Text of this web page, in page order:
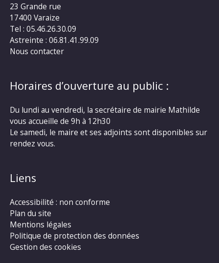
23 Grande rue
17400 Varaize
Tel : 05.46.26.30.09
Astreinte : 06.81.41.99.09
Nous contacter
Horaires d’ouverture au public :
Du lundi au vendredi, la secrétaire de mairie Mathilde
vous accueille de 9h à 12h30
Le samedi, le maire et ses adjoints sont disponibles sur
rendez vous.
Liens
Accessibilité : non conforme
Plan du site
Mentions légales
Politique de protection des données
Gestion des cookies